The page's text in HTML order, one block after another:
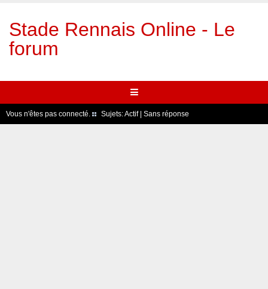
Stade Rennais Online - Le
forum
Vous n'êtes pas connecté. Sujets:Actif| Sans réponse